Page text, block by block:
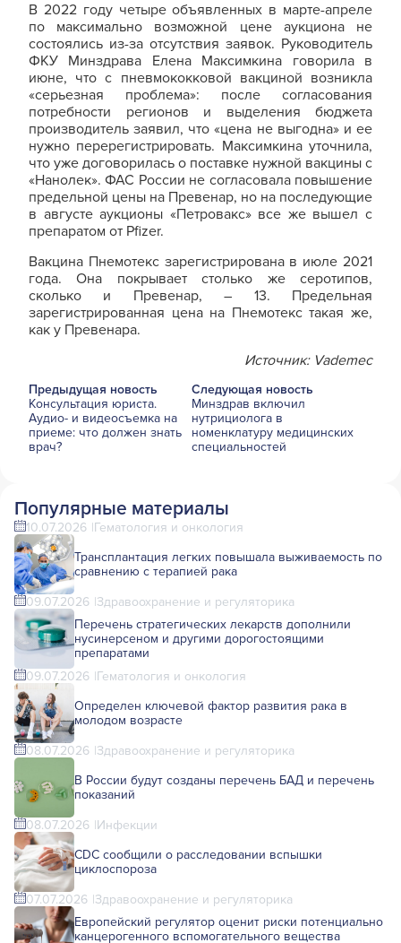
В 2022 году четыре объявленных в марте-апреле
по максимально возможной цене аукциона не
состоялись из-за отсутствия заявок. Руководитель
ФКУ Минздрава Елена Максимкина говорила в
июне, что с пневмококковой вакциной возникла
«серьезная проблема»: после согласования
потребности регионов и выделения бюджета
производитель заявил, что «цена не выгодна» и ее
нужно перерегистрировать. Максимкина уточнила,
что уже договорилась о поставке нужной вакцины с
«Нанолек». ФАС России не согласовала повышение
предельной цены на Превенар, но на последующие
в августе аукционы «Петровакс» все же вышел с
препаратом от Pfizer.
Вакцина Пнемотекс зарегистрирована в июле 2021
года. Она покрывает столько же серотипов,
сколько и Превенар, – 13. Предельная
зарегистрированная цена на Пнемотекс такая же,
как у Превенара.
Источник: Vademec
Предыдущая новость
Консультация юриста.
Аудио- и видеосъемка на
приеме: что должен знать
врач?
Следующая новость
Минздрав включил
нутрициолога в
номенклатуру медицинских
специальностей
Популярные материалы
10.07.2026 Гематология и онкология
Трансплантация легких повышала выживаемость по
сравнению с терапией рака
09.07.2026 Здравоохранение и регуляторика
Перечень стратегических лекарств дополнили
нусинерсеном и другими дорогостоящими
препаратами
09.07.2026 Гематология и онкология
Определен ключевой фактор развития рака в
молодом возрасте
08.07.2026 Здравоохранение и регуляторика
В России будут созданы перечень БАД и перечень
показаний
08.07.2026 Инфекции
CDC сообщили о расследовании вспышки
циклоспороза
07.07.2026 Здравоохранение и регуляторика
Европейский регулятор оценит риски потенциально
канцерогенного вспомогательного вещества